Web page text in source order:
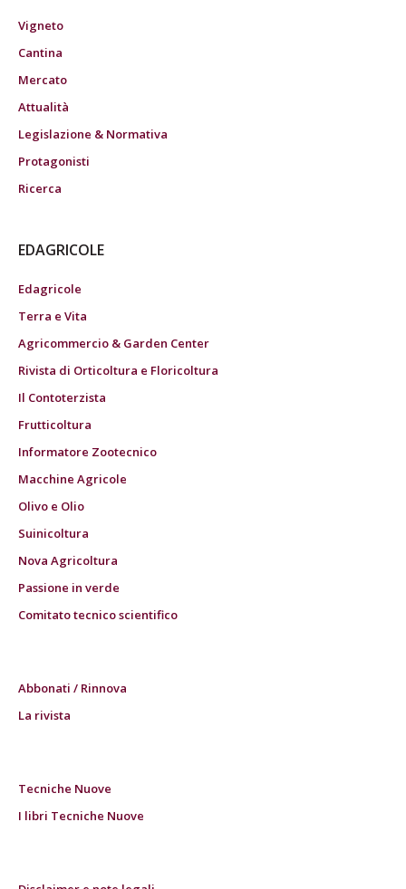
Vigneto
Cantina
Mercato
Attualità
Legislazione & Normativa
Protagonisti
Ricerca
EDAGRICOLE
Edagricole
Terra e Vita
Agricommercio & Garden Center
Rivista di Orticoltura e Floricoltura
Il Contoterzista
Frutticoltura
Informatore Zootecnico
Macchine Agricole
Olivo e Olio
Suinicoltura
Nova Agricoltura
Passione in verde
Comitato tecnico scientifico
Abbonati / Rinnova
La rivista
Tecniche Nuove
I libri Tecniche Nuove